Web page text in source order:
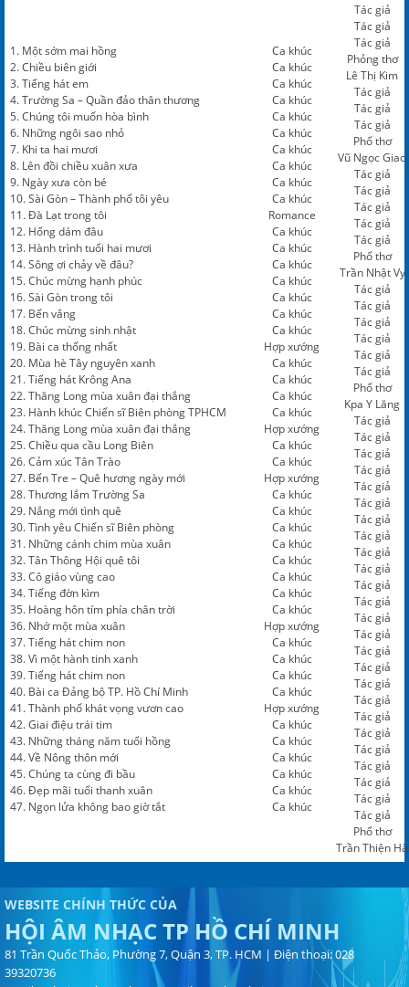
1. Một sớm mai hồng
2. Chiều biên giới
3. Tiếng hát em
4. Trường Sa – Quần đảo thân thương
5. Chúng tôi muốn hòa bình
6. Những ngôi sao nhỏ
7. Khi ta hai mươi
8. Lên đồi chiều xuân xưa
9. Ngày xưa còn bé
10. Sài Gòn – Thành phố tôi yêu
11. Đà Lạt trong tôi
12. Hổng dám đâu
13. Hành trình tuổi hai mươi
14. Sông ơi chảy về đâu?
15. Chúc mừng hạnh phúc
16. Sài Gòn trong tôi
17. Bến vắng
18. Chúc mừng sinh nhật
19. Bài ca thống nhất
20. Mùa hè Tây nguyên xanh
21. Tiếng hát Krông Ana
22. Thăng Long mùa xuân đại thắng
23. Hành khúc Chiến sĩ Biên phòng TPHCM
24. Thăng Long mùa xuân đại thắng
25. Chiều qua cầu Long Biên
26. Cảm xúc Tân Trào
27. Bến Tre – Quê hương ngày mới
28. Thương lắm Trường Sa
29. Nắng mới tình quê
30. Tình yêu Chiến sĩ Biên phòng
31. Những cánh chim mùa xuân
32. Tân Thông Hội quê tôi
33. Cô giáo vùng cao
34. Tiếng đờn kìm
35. Hoàng hôn tím phía chân trời
36. Nhớ một mùa xuân
37. Tiếng hát chim non
38. Vì một hành tinh xanh
39. Tiếng hát chim non
40. Bài ca Đảng bộ TP. Hồ Chí Minh
41. Thành phố khát vọng vươn cao
42. Giai điệu trái tim
43. Những tháng năm tuổi hồng
44. Về Nông thôn mới
45. Chúng ta cùng đi bầu
46. Đẹp mãi tuổi thanh xuân
47. Ngọn lửa không bao giờ tắt
Ca khúc
Ca khúc
Ca khúc
Ca khúc
Ca khúc
Ca khúc
Ca khúc
Ca khúc
Ca khúc
Ca khúc
Romance
Ca khúc
Ca khúc
Ca khúc
Ca khúc
Ca khúc
Ca khúc
Ca khúc
Hợp xướng
Ca khúc
Ca khúc
Ca khúc
Ca khúc
Hợp xướng
Ca khúc
Ca khúc
Hợp xướng
Ca khúc
Ca khúc
Ca khúc
Ca khúc
Ca khúc
Ca khúc
Ca khúc
Ca khúc
Hợp xướng
Ca khúc
Ca khúc
Ca khúc
Ca khúc
Hợp xướng
Ca khúc
Ca khúc
Ca khúc
Ca khúc
Ca khúc
Ca khúc
Tác giả
Tác giả
Tác giả
Phỏng thơ
Lê Thị Kim
Tác giả
Tác giả
Tác giả
Phổ thơ
Vũ Ngọc Giao
Tác giả
Tác giả
Tác giả
Tác giả
Tác giả
Phổ thơ
Trần Nhật Vy
Tác giả
Tác giả
Tác giả
Tác giả
Tác giả
Tác giả
Phổ thơ
Kpa Y Lăng
Tác giả
Tác giả
Tác giả
Tác giả
Tác giả
Tác giả
Tác giả
Tác giả
Tác giả
Tác giả
Tác giả
Tác giả
Tác giả
Tác giả
Tác giả
Tác giả
Tác giả
Tác giả
Tác giả
Tác giả
Tác giả
Tác giả
Tác giả
Tác giả
Tác giả
Phổ thơ
Trần Thiện Hà
WEBSITE CHÍNH THỨC CỦA
HỘI ÂM NHẠC TP HỒ CHÍ MINH
81 Trần Quốc Thảo, Phường 7, Quận 3, TP. HCM | Điện thoại: 028
39320736